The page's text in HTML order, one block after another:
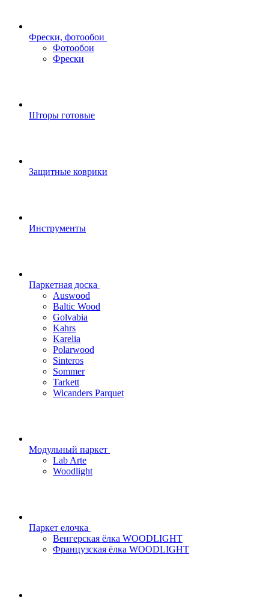
Фрески, фотообои
Фотообои
Фрески
Шторы готовые
Защитные коврики
Инструменты
Паркетная доска
Auswood
Baltic Wood
Golvabia
Kahrs
Karelia
Polarwood
Sinteros
Sommer
Tarkett
Wicanders Parquet
Модульный паркет
Lab Arte
Woodlight
Паркет елочка
Венгерская ёлка WOODLIGHT
Французская ёлка WOODLIGHT